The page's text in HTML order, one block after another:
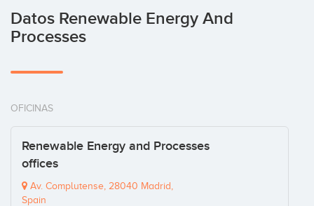
Datos Renewable Energy And
Processes
OFICINAS
Renewable Energy and Processes
offices
Av. Complutense, 28040 Madrid,
Spain